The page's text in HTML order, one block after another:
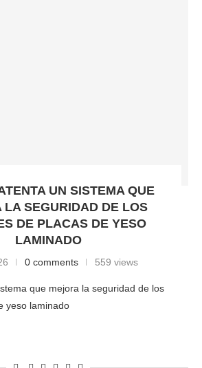
UN SISTEMA QUE
LA SEGURIDAD DE LOS
DE PLACAS DE YESO
LAMINADO
0 comments 559 views
que mejora la seguridad de los
yeso laminado